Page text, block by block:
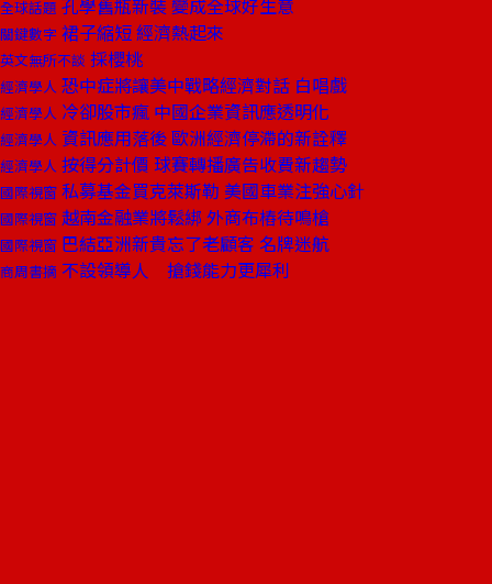
全球話題 孔學舊瓶新裝 變成全球好生意
關鍵數字 裙子縮短 經濟熱起來
英文無所不談 採櫻桃
經濟學人 恐中症將讓美中戰略經濟對話 白唱戲
經濟學人 冷卻股市瘋 中國企業資訊應透明化
經濟學人 資訊應用落後 歐洲經濟停滯的新詮釋
經濟學人 按得分計價 球賽轉播廣告收費新趨勢
國際視窗 私募基金買克萊斯勒 美國車業注強心針
國際視窗 越南金融業將鬆綁 外商布樁待鳴槍
國際視窗 巴結亞洲新貴忘了老顧客 名牌迷航
商周書摘 不設領導人 搶錢能力更犀利